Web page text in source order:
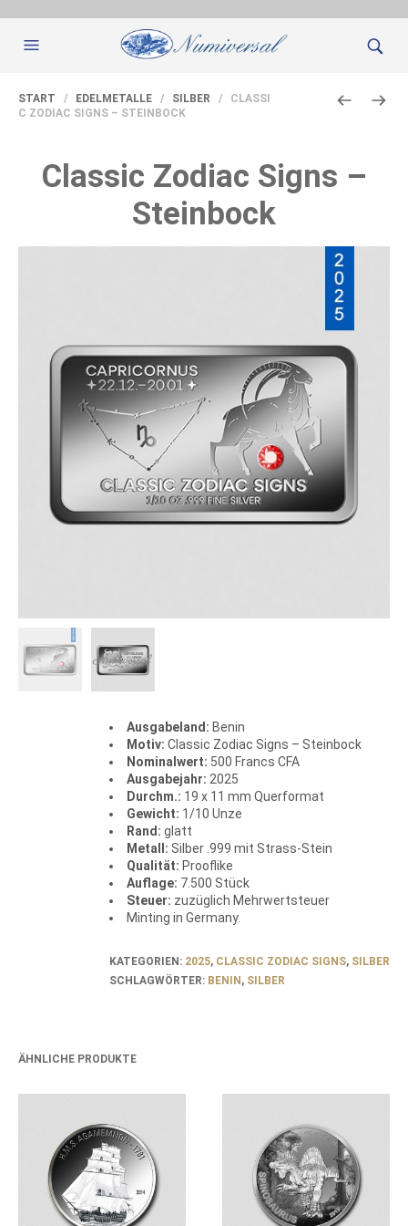
START / EDELMETALLE / SILBER / CLASSI
C ZODIAC SIGNS – STEINBOCK
Classic Zodiac Signs –
Steinbock
Ausgabeland: Benin
Motiv: Classic Zodiac Signs – Steinbock
Nominalwert: 500 Francs CFA
Ausgabejahr: 2025
Durchm.: 19 x 11 mm Querformat
Gewicht: 1/10 Unze
Rand: glatt
Metall: Silber .999 mit Strass-Stein
Qualität: Prooflike
Auflage: 7.500 Stück
Steuer: zuzüglich Mehrwertsteuer
Minting in Germany.
KATEGORIEN: 2025, CLASSIC ZODIAC SIGNS, SILBER
SCHLAGWÖRTER: BENIN, SILBER
ÄHNLICHE PRODUKTE